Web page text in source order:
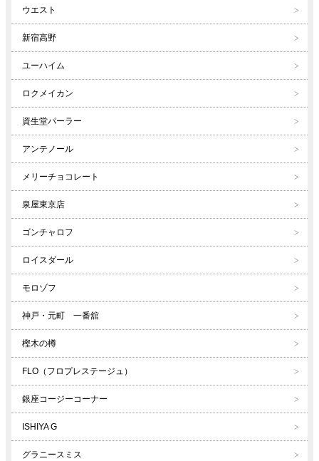
ウエスト
新宿高野
ユーハイム
ロクメイカン
資生堂パーラー
アンテノール
メリーチョコレート
泉屋東京店
ゴンチャロフ
ロイスダール
モロゾフ
神戸・元町 一番舘
樫木の樽
FLO（フロプレステージュ）
銀座コージーコーナー
ISHIYA G
グラニースミス